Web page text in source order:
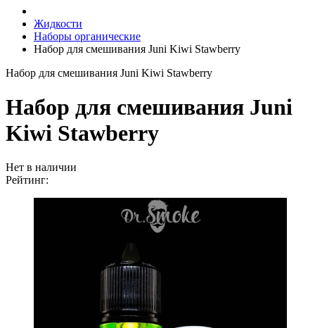
Жидкости
Наборы органические
Набор для смешивания Juni Kiwi Stawberry
Набор для смешивания Juni Kiwi Stawberry
Набор для смешивания Juni
Kiwi Stawberry
Нет в наличии
Рейтинг: